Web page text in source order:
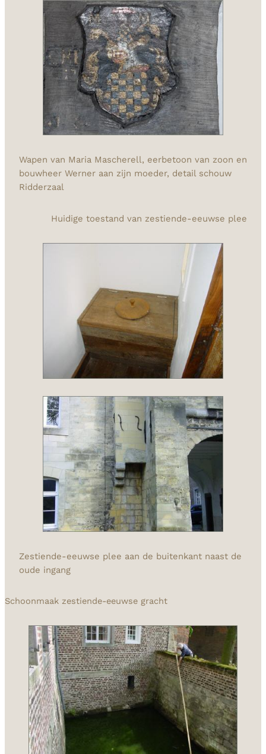
Wapen van Maria Mascherell, eerbetoon van zoon en
bouwheer Werner aan zijn moeder, detail schouw
Ridderzaal
Huidige toestand van zestiende-eeuwse plee
Zestiende-eeuwse plee aan de buitenkant naast de
oude ingang
Schoonmaak zestiende-eeuwse gracht